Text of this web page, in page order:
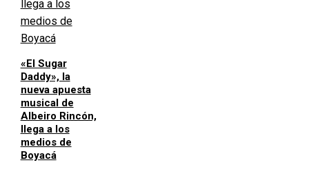
«El Sugar
Daddy», la
nueva apuesta
musical de
Albeiro Rincón,
llega a los
medios de
Boyacá